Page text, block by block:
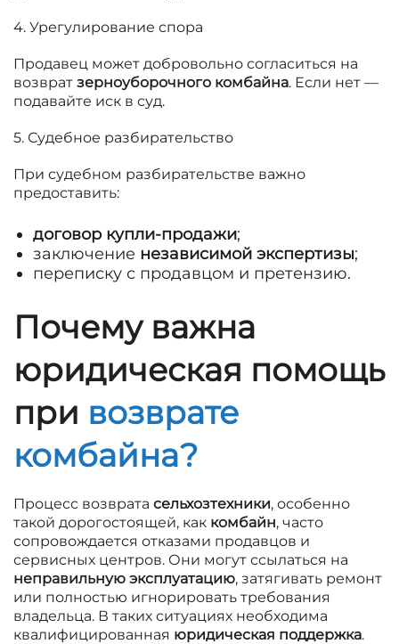
4. Урегулирование спора
Продавец может добровольно согласиться на
возврат зерноуборочного комбайна. Если нет —
подавайте иск в суд.
5. Судебное разбирательство
При судебном разбирательстве важно
предоставить:
договор купли-продажи;
заключение независимой экспертизы;
переписку с продавцом и претензию.
Почему важна
юридическая помощь
при возврате
комбайна?
Процесс возврата сельхозтехники, особенно
такой дорогостоящей, как комбайн, часто
сопровождается отказами продавцов и
сервисных центров. Они могут ссылаться на
неправильную эксплуатацию, затягивать ремонт
или полностью игнорировать требования
владельца. В таких ситуациях необходима
квалифицированная юридическая поддержка.